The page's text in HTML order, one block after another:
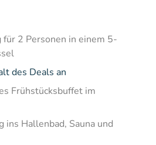
2 Personen in einem 5-
des Deals an
Frühstücksbuffet im
ins Hallenbad, Sauna und